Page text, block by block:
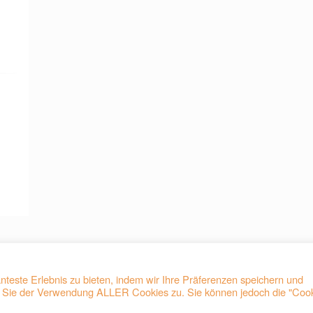
Erlebnis zu bieten, indem wir Ihre Präferenzen speichern und
der Verwendung ALLER Cookies zu. Sie können jedoch die